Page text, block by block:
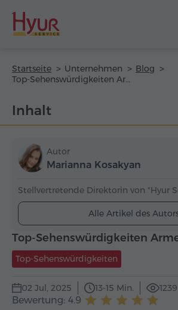
Startseite Unternehmen
Blog
Top-Sehenswürdigkeiten Armeniens
Top-Sehenswürdigkeiten
Top-Sehenswürdigkeiten
02 Jul, 2025 13-15 Min.
Bewertung: 4.9
Inhalt
Autor
Marianna Kosakyan
Stellvertretende Direktorin von "Hyur
Alle Artikel des